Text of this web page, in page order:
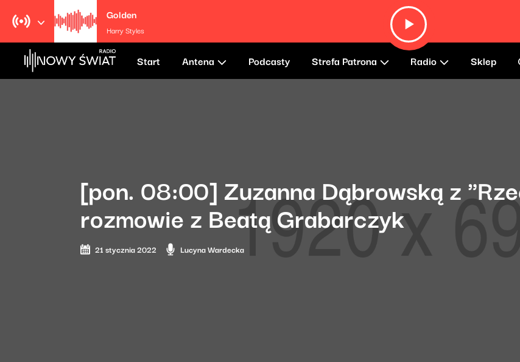
Golden
Harry Styles
Start Antena Podcasty Strefa Patrona Radio Sklep
[pon. 08:00] Zuzanna Dąbrowską z
rozmowie z Beatą Grabarczyk
21 stycznia 2022 Lucyna Wardecka